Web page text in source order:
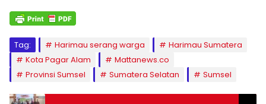
Tag: Harimau serang warga
Harimau Sumatera
Kota Pagar Alam
Mattanews.co
Provinsi Sumsel
Sumatera Selatan Sumsel